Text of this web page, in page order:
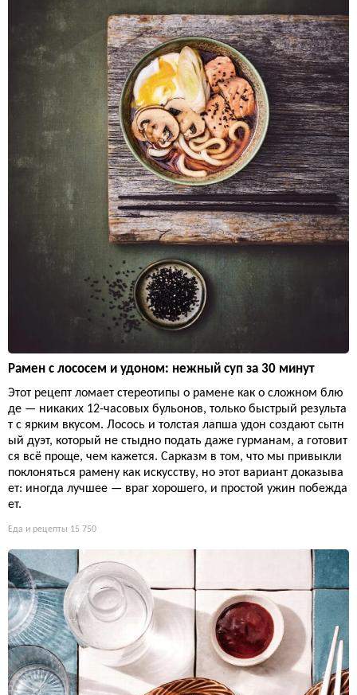
Рамен с лососем и удоном: нежный суп за 30 минут
Этот рецепт ломает стереотипы о рамене как о сложном блю
де — никаких 12-часовых бульонов, только быстрый результа
т с ярким вкусом. Лосось и толстая лапша удон создают сытн
ый дуэт, который не стыдно подать даже гурманам, а готовит
ся всё проще, чем кажется. Сарказм в том, что мы привыкли
поклоняться рамену как искусству, но этот вариант доказыва
ет: иногда лучшее — враг хорошего, и простой ужин побежда
ет.
Еда и рецепты 15 750